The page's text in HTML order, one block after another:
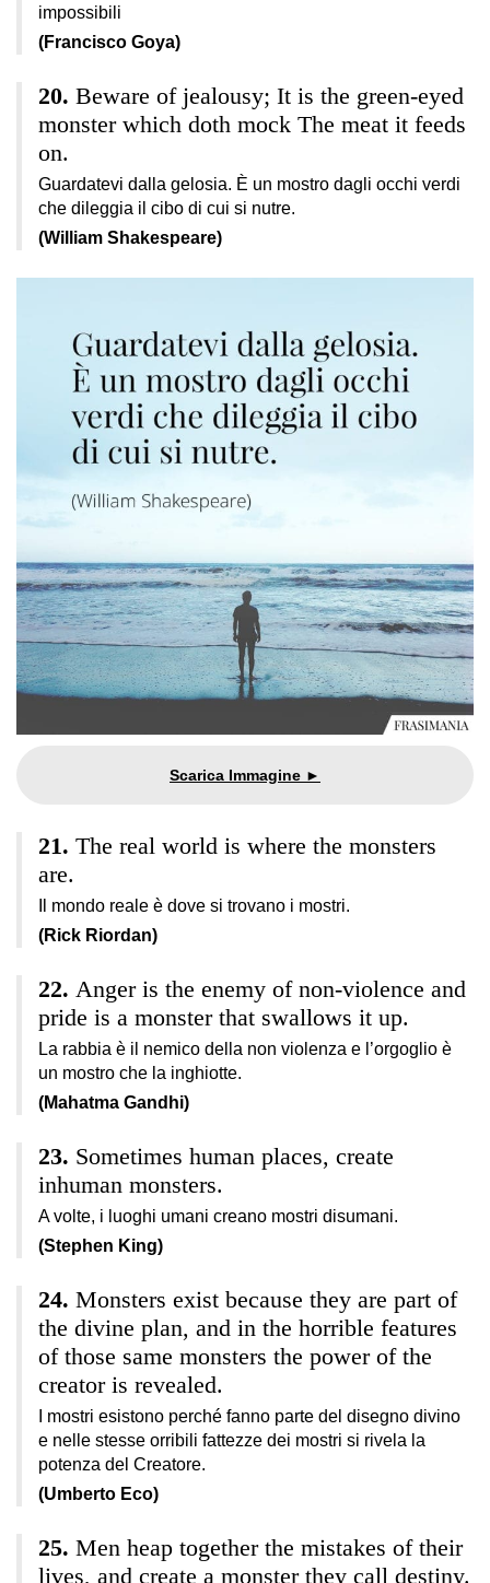
impossibili
(Francisco Goya)
Beware of jealousy; It is the green-eyed
monster which doth mock The meat it feeds
on.
Guardatevi dalla gelosia. È un mostro dagli occhi verdi
che dileggia il cibo di cui si nutre.
(William Shakespeare)
The real world is where the monsters
are.
Il mondo reale è dove si trovano i mostri.
(Rick Riordan)
Anger is the enemy of non-violence and
pride is a monster that swallows it up.
La rabbia è il nemico della non violenza e l’orgoglio è
un mostro che la inghiotte.
(Mahatma Gandhi)
Sometimes human places, create
inhuman monsters.
A volte, i luoghi umani creano mostri disumani.
(Stephen King)
Monsters exist because they are part of
the divine plan, and in the horrible features
of those same monsters the power of the
creator is revealed.
I mostri esistono perché fanno parte del disegno divino
e nelle stesse orribili fattezze dei mostri si rivela la
potenza del Creatore.
(Umberto Eco)
Men heap together the mistakes of their
lives, and create a monster they call destiny.